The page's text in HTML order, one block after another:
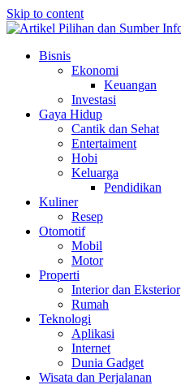
Skip to content
Bisnis
Ekonomi
Keuangan
Investasi
Gaya Hidup
Cantik dan Sehat
Entertaiment
Hobi
Keluarga
Pendidikan
Kuliner
Resep
Otomotif
Mobil
Motor
Properti
Interior dan Eksterior
Rumah
Teknologi
Aplikasi
Internet
Dunia Gadget
Wisata dan Perjalanan